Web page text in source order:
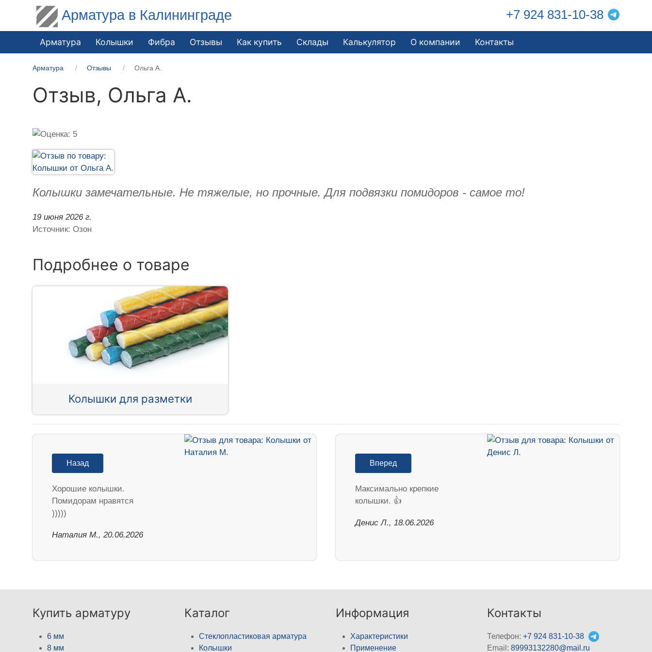
Арматура в Калининграде +7 924 831-10-38
Арматура Колышки Фибра Отзывы Как купить Склады Калькулятор О компании Контакты
Арматура Отзывы Ольга А.
Отзыв, Ольга А.
Колышки замечательные. Не тяжелые, но прочные. Для подвязки помидоров - самое то!
19 июня 2026 г.
Источник: Озон
Подробнее о товаре
Колышки для разметки
Назад
Хорошие колышки.
Помидорам нравятся
)))))
Наталия М., 20.06.2026
Вперед
Максимально крепкие
колышки. 👍
Денис Л., 18.06.2026
Купить арматуру
6 мм
8 мм
Каталог
Стеклопластиковая арматура
Колышки
Информация
Характеристики
Применение
Контакты
Телефон:+7 924 831-10-38
Email:89993132280@mail.ru